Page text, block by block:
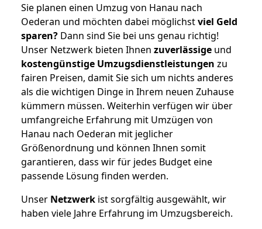
Sie planen einen Umzug von Hanau nach
Oederan und möchten dabei möglichstviel Geld
sparen? Dann sind Sie bei uns genau richtig!
Unser Netzwerk bieten Ihnen zuverlässige und
kostengünstige Umzugsdienstleistungen zu
fairen Preisen, damit Sie sich um nichts anderes
als die wichtigen Dinge in Ihrem neuen Zuhause
kümmern müssen. Weiterhin verfügen wir über
umfangreiche Erfahrung mit Umzügen von
Hanau nach Oederan mit jeglicher
Größenordnung und können Ihnen somit
garantieren, dass wir für jedes Budget eine
passende Lösung finden werden.
Unser Netzwerk ist sorgfältig ausgewählt, wir
haben viele Jahre Erfahrung im Umzugsbereich.